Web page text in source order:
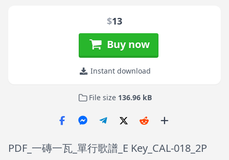
$13
Buy now
Instant download
File size 136.96 kB
PDF_一磚一瓦_單行歌譜_E Key_CAL-018_2P